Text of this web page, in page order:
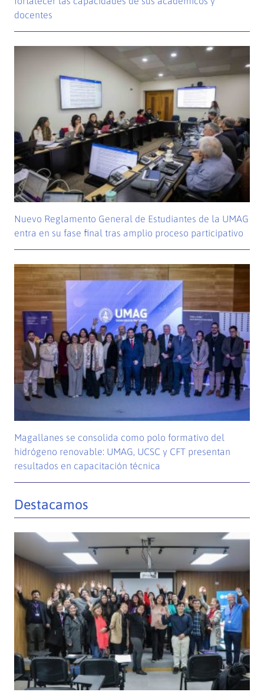
docentes
Nuevo Reglamento General de Estudiantes de la UMAG
entra en su fase final tras amplio proceso participativo
Magallanes se consolida como polo formativo del
hidrógeno renovable: UMAG, UCSC y CFT presentan
resultados en capacitación técnica
Destacamos